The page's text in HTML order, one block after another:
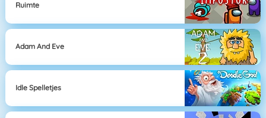
Ruimte
Adam And Eve
Idle Spelletjes